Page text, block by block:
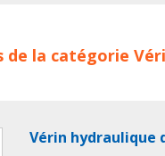
hydrauliquesverins
effet
de la catégorie
Vérin hydraulique